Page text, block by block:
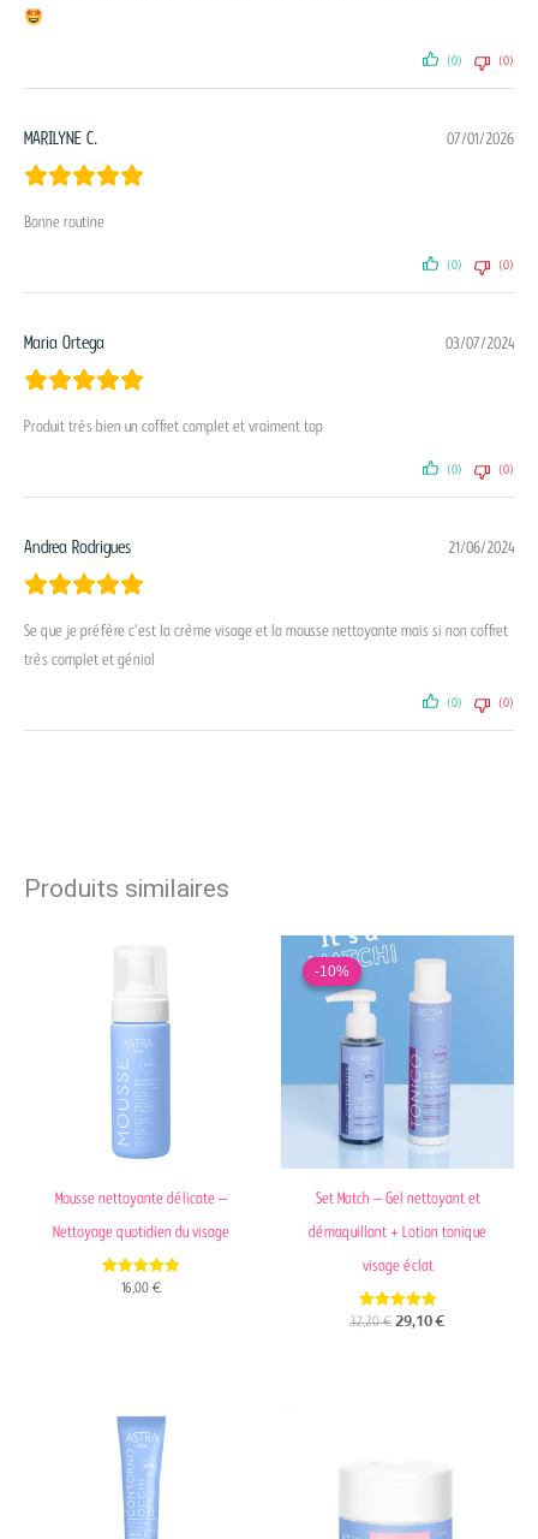
(0) (0)
MARILYNE C. 07/01/2026
Bonne routine
(0) (0)
Maria Ortega 03/07/2024
Produit très bien un coffret complet et vraiment top
(0) (0)
Andrea Rodrigues 21/06/2024
Se que je préfère c’est la crème visage et la mousse nettoyante mais si non coffret
très complet et génial
(0) (0)
Produits similaires
Mousse nettoyante délicate –
Nettoyage quotidien du visage
4.89
16,00 €
-10%
-10%
Set Match – Gel nettoyant et
démaquillant + Lotion tonique
visage éclat
5.00
32,20€
Le
prix
était :
32,20 €.
29,10€
prix
est :